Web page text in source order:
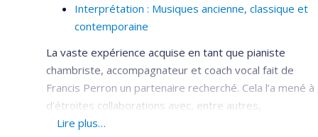
Interprétation : Musiques ancienne, classique et
contemporaine
La vaste expérience acquise en tant que pianiste
chambriste, accompagnateur et coach vocal fait de
Francis Perron un partenaire recherché. Cela l’a mené à
d’étroites collaborations avec, entre autres,
l’Orchestre symphonique de Montréal, l’Opéra de
Lire plus…